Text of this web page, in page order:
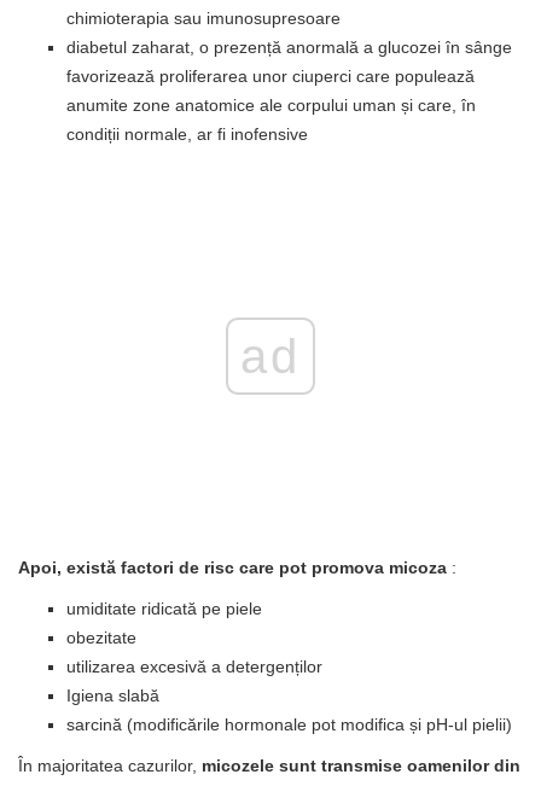
chimioterapia sau imunosupresoare
diabetul zaharat, o prezență anormală a glucozei în sânge
favorizează proliferarea unor ciuperci care populează
anumite zone anatomice ale corpului uman și care, în
condiții normale, ar fi inofensive
ad
Apoi, există factori de risc care pot promova micoza :
umiditate ridicată pe piele
obezitate
utilizarea excesivă a detergenților
Igiena slabă
sarcină (modificările hormonale pot modifica și pH-ul pielii)
În majoritatea cazurilor, micozele sunt transmise oamenilor din